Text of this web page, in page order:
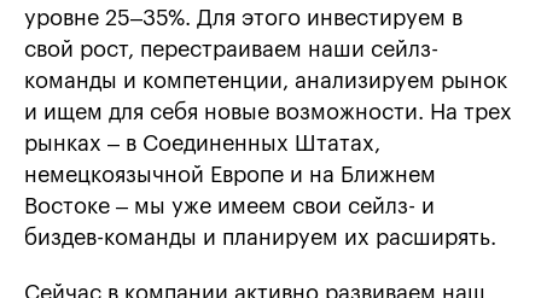
уровне 25–35%. Для этого инвестируем в
свой рост, перестраиваем наши сейлз-
команды и компетенции, анализируем рынок
и ищем для себя новые возможности. На трех
рынках – в Соединенных Штатах,
немецкоязычной Европе и на Ближнем
Востоке – мы уже имеем свои сейлз- и
биздев-команды и планируем их расширять.
Сейчас в компании активно развиваем наш